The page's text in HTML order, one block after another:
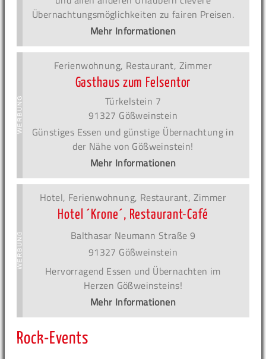
Übernachtungsmöglichkeiten zu fairen Preisen.
Mehr Informationen
Ferienwohnung, Restaurant, Zimmer
Gasthaus zum Felsentor
Türkelstein 7
91327 Gößweinstein
Günstiges Essen und günstige Übernachtung in
der Nähe von Gößweinstein!
Mehr Informationen
Hotel, Ferienwohnung, Restaurant, Zimmer
Hotel ´Krone´, Restaurant-Café
Balthasar Neumann Straße 9
91327 Gößweinstein
Hervorragend Essen und Übernachten im
Herzen Gößweinsteins!
Mehr Informationen
Rock-Events